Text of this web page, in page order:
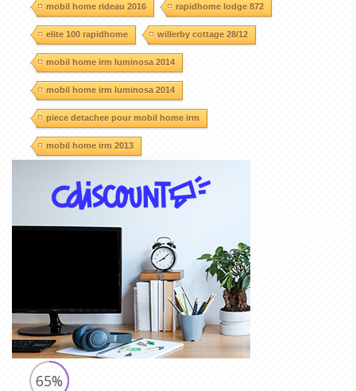
mobil home rideau 2016 rapidhome lodge 872
elite 100 rapidhome willerby cottage 28/12
mobil home irm luminosa 2014
mobil home irm luminosa 2014
piece detachee pour mobil home irm
mobil home irm 2013
65%